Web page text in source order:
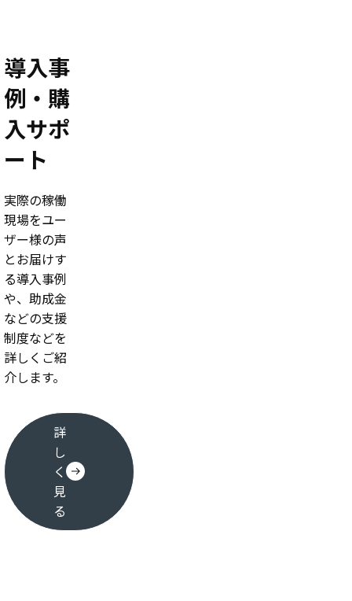
導入事
例・購
入サポ
ート
実際の稼働
現場をユー
ザー様の声
とお届けす
る導入事例
や、助成金
などの支援
制度などを
詳しくご紹
介します。
詳
し
く
見
る